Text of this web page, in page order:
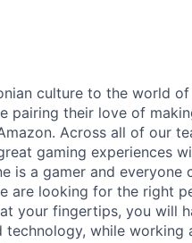
culture to the world of
pairing their love of
Across all of our
gaming experiences
is a gamer and everyone
are looking for the right
your fingertips, you will
while working